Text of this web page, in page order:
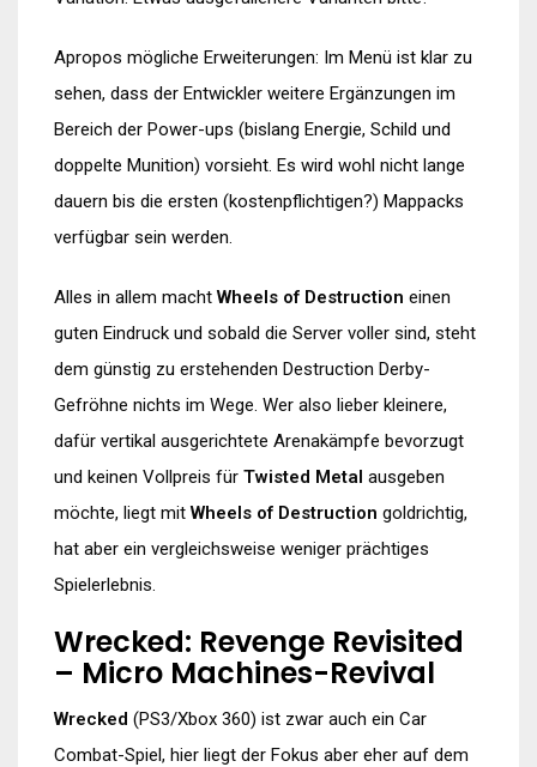
Apropos mögliche Erweiterungen: Im Menü ist klar zu
sehen, dass der Entwickler weitere Ergänzungen im
Bereich der Power-ups (bislang Energie, Schild und
doppelte Munition) vorsieht. Es wird wohl nicht lange
dauern bis die ersten (kostenpflichtigen?) Mappacks
verfügbar sein werden.
Alles in allem machtWheels of Destruction einen
guten Eindruck und sobald die Server voller sind, steht
dem günstig zu erstehenden Destruction Derby-
Gefröhne nichts im Wege. Wer also lieber kleinere,
dafür vertikal ausgerichtete Arenakämpfe bevorzugt
und keinen Vollpreis für Twisted Metal ausgeben
möchte, liegt mitWheels of Destruction goldrichtig,
hat aber ein vergleichsweise weniger prächtiges
Spielerlebnis.
Wrecked: Revenge Revisited
– Micro Machines-Revival
Wrecked (PS3/Xbox 360) ist zwar auch ein Car
Combat-Spiel, hier liegt der Fokus aber eher auf dem